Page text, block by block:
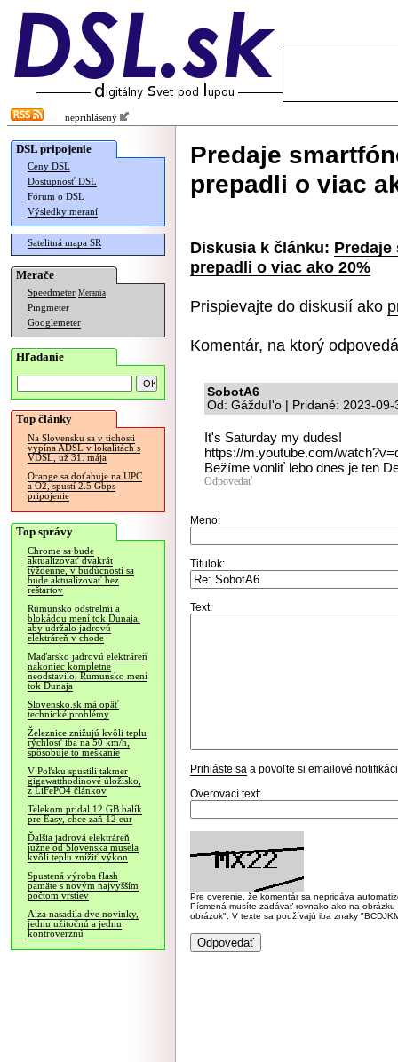
neprihlásený
DSL pripojenie
Ceny DSL
Dostupnosť DSL
Fórum o DSL
Výsledky meraní
Satelitná mapa SR
Merače
Speedmeter Merania
Pingmeter
Googlemeter
Hľadanie
Top články
Na Slovensku sa v tichosti
vypína ADSL v lokalitách s
VDSL, už 31. mája
Orange sa doťahuje na UPC
a O2, spustí 2.5 Gbps
pripojenie
Top správy
Chrome sa bude
aktualizovať dvakrát
týždenne, v budúcnosti sa
bude aktualizovať bez
reštartov
Rumunsko odstrelmi a
blokádou mení tok Dunaja,
aby udržalo jadrovú
elektráreň v chode
Maďarsko jadrovú elektráreň
nakoniec kompletne
neodstavilo, Rumunsko mení
tok Dunaja
Slovensko.sk má opäť
technické problémy
Železnice znižujú kvôli teplu
rýchlosť iba na 50 km/h,
spôsobuje to meškanie
V Poľsku spustili takmer
gigawatthodinové úložisko,
z LiFePO4 článkov
Telekom pridal 12 GB balík
pre Easy, chce zaň 12 eur
Ďalšia jadrová elektráreň
južne od Slovenska musela
kvôli teplu znížiť výkon
Spustená výroba flash
pamäte s novým najvyšším
počtom vrstiev
Alza nasadila dve novinky,
jednu užitočnú a jednu
kontroverznú
Predaje
prepadli o viac
Diskusia k článku: Predaje
prepadli o viac ako 20%
Prispievajte do diskusií ako
Komentár, na ktorý
SobotA6
Od: GážduI'o | Pridané: 2023-09-
It's Saturday my dudes!
https://m.youtube.com/
Bežíme vonliť lebo dnes je ten
Odpovedať
Meno:
Titulok:
Text:
Prihláste sa a povoľte si emailové
Overovací text:
Pre overenie, že komentár sa nepridáva
Písmená musíte zadávať rovnako ako na
obrázok". V texte sa používajú iba znaky